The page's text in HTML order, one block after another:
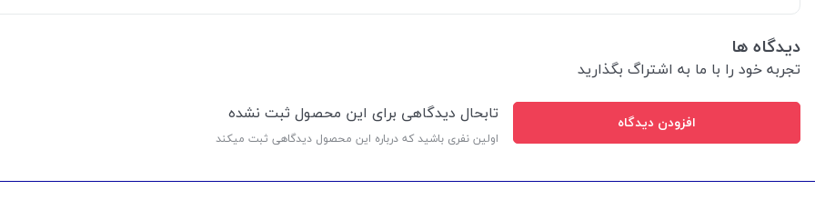
دیدگاه ها
تجربه خود را با ما به اشتراگ بگذارید
افزودن دیدگاه تابحال دیدگاهی برای این محصول ثبت نشده
اولین نفری باشید که درباره این محصول دیدگاهی ثبت میکند